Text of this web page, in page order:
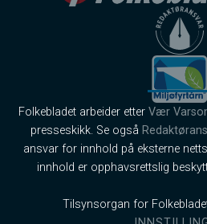
Folkebladet arbeider etter Vær
presseskikk. Se også
ansvar for innhold på eksterne
innhold er opphavsrettslig
Tilsynsorgan for